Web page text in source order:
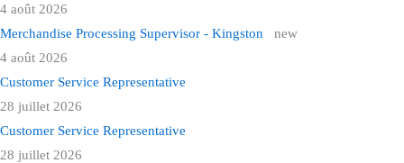
4 août 2026
Merchandise Processing Supervisor - Kingston
new
4 août 2026
Customer Service Representative
28 juillet 2026
Customer Service Representative
28 juillet 2026